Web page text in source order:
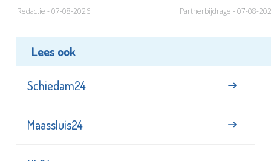
Redactie - 07-08-2026 Partnerbijdrage - 07-08-
Lees ook
Schiedam24
Maassluis24